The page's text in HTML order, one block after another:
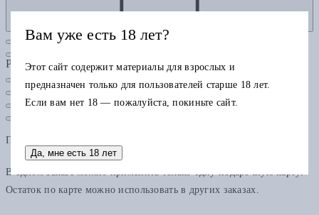
Рубрики
Подарочная карта
В одном заказе можно применить только одну подарочную карту.
Остаток по карте можно использовать в других заказах.
Вам уже есть 18 лет?
Этот сайт содержит материалы для взрослых и
предназначен только для пользователей старше 18 лет.
Если вам нет 18 — пожалуйста, покиньте сайт.
Да, мне есть 18 лет